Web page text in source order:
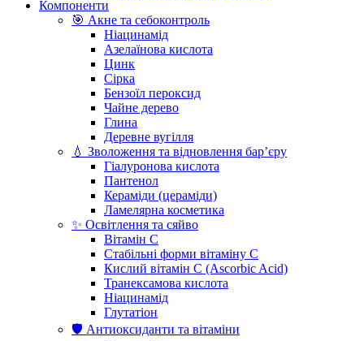
Компоненти
🎯 Акне та себоконтроль
Ніацинамід
Азелаїнова кислота
Цинк
Сірка
Бензоїл пероксид
Чайне дерево
Глина
Деревне вугілля
💧 Зволоження та відновлення бар’єру
Гіалуронова кислота
Пантенол
Кераміди (цераміди)
Ламелярна косметика
✨ Освітлення та сяйво
Вітамін С
Стабільні форми вітаміну С
Кислий вітамін С (Ascorbic Acid)
Транексамова кислота
Ніацинамід
Глутатіон
🛡️ Антиоксиданти та вітаміни